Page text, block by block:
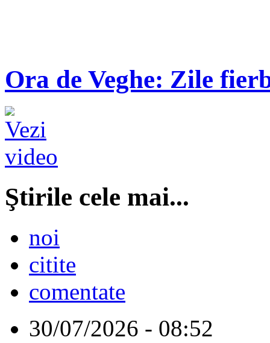
Ora de Veghe: Zile
Ştirile cele mai...
noi
citite
comentate
30/07/2026 - 08:52